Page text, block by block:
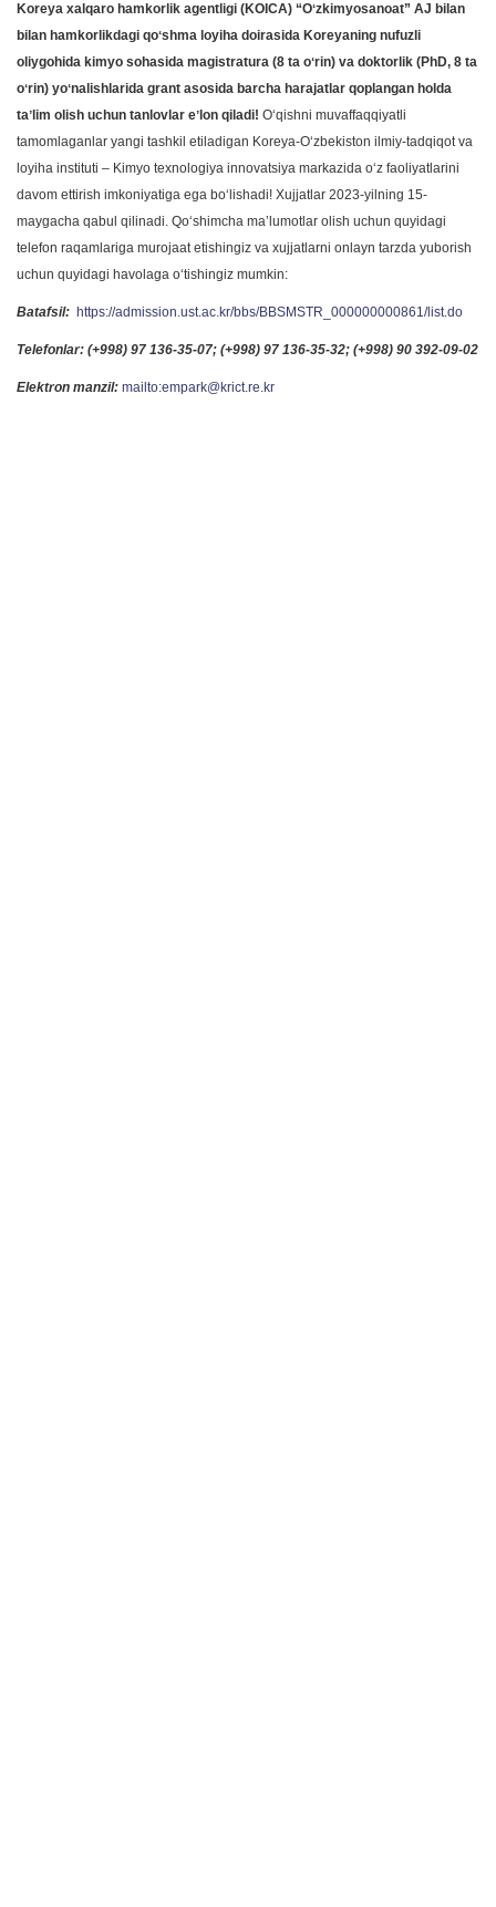
Koreya xalqaro hamkorlik agentligi (KOICA) “Oʻzkimyosanoat” AJ bilan
bilan hamkorlikdagi qoʻshma loyiha doirasida Koreyaning nufuzli
oliygohida kimyo sohasida magistratura (8 ta oʻrin) va doktorlik (PhD, 8 ta
oʻrin) yoʻnalishlarida grant asosida barcha harajatlar qoplangan holda
taʼlim olish uchun tanlovlar eʼlon qiladi! Oʻqishni muvaffaqqiyatli
tamomlaganlar yangi tashkil etiladigan Koreya-Oʻzbekiston ilmiy-tadqiqot va
loyiha instituti – Kimyo texnologiya innovatsiya markazida oʻz faoliyatlarini
davom ettirish imkoniyatiga ega boʻlishadi! Xujjatlar 2023-yilning 15-
maygacha qabul qilinadi. Qoʻshimcha maʼlumotlar olish uchun quyidagi
telefon raqamlariga murojaat etishingiz va xujjatlarni onlayn tarzda yuborish
uchun quyidagi havolaga oʻtishingiz mumkin:
Batafsil: https://admission.ust.ac.kr/bbs/BBSMSTR_000000000861/list.do
Telefonlar: (+998) 97 136-35-07; (+998) 97 136-35-32; (+998) 90 392-09-02
Elektron manzil: mailto:empark@krict.re.kr